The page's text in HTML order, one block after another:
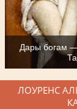
Дары богам
ЛОУРЕНС